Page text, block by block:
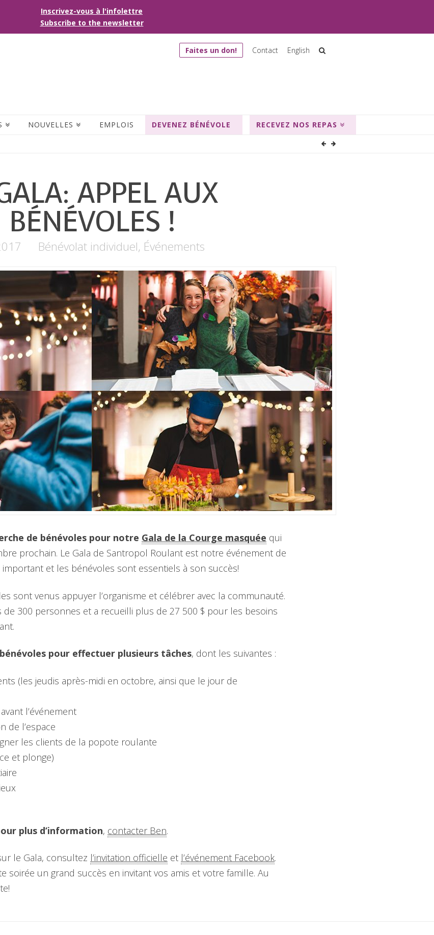
Inscrivez-vous à l'infolettre
Subscribe to the newsletter
Faites un don! Contact English
NOUVELLES EMPLOIS DEVENEZ BÉNÉVOLE RECEVEZ NOS REPAS
APPEL AUX
BÉNÉVOLES !
Bénévolat individuel, Événements
de bénévoles pour notre Gala de la Courge masquée qui
prochain. Le Gala de Santropol Roulant est notre événement de
et les bénévoles sont essentiels à son succès!
sont venus appuyer l’organisme et célébrer avec la communauté.
de 300 personnes et a recueilli plus de 27 500 $ pour les besoins
pour effectuer plusieurs tâches, dont les suivantes :
(les jeudis après-midi en octobre, ainsi que le jour de
l’événement
de l’espace
les clients de la popote roulante
et plonge)
plus d’information, contacter Ben.
le Gala, consultez l’invitation officielle et l’événement Facebook.
soirée un grand succès en invitant vos amis et votre famille. Au